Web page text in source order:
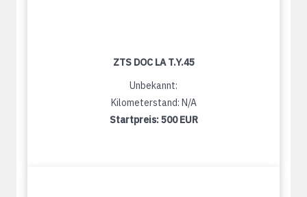
ZTS DOC LA T.Y.45
Unbekannt:
Kilometerstand: N/A
Startpreis:500 EUR